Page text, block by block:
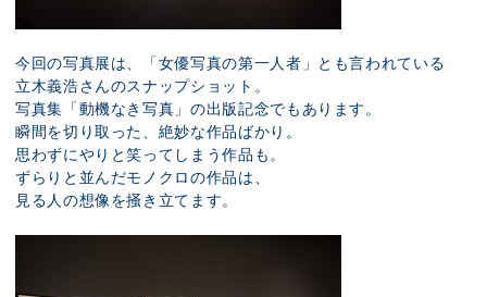
今回の写真展は、「女優写真の第一人者」とも言われている
立木義浩さんのスナップショット。
写真集「動機なき写真」の出版記念でもあります。
瞬間を切り取った、絶妙な作品ばかり。
思わずにやりと笑ってしまう作品も。
ずらりと並んだモノクロの作品は、
見る人の想像を掻き立てます。